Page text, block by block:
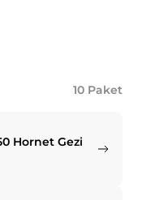
10 Paket
Hornet Gezi